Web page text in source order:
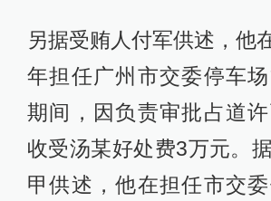
另据受贿人付军供述，他
年担任广州市交委停车
期间，因负责审批占道
收受汤某好处费3万元。
甲供述，他在担任市交